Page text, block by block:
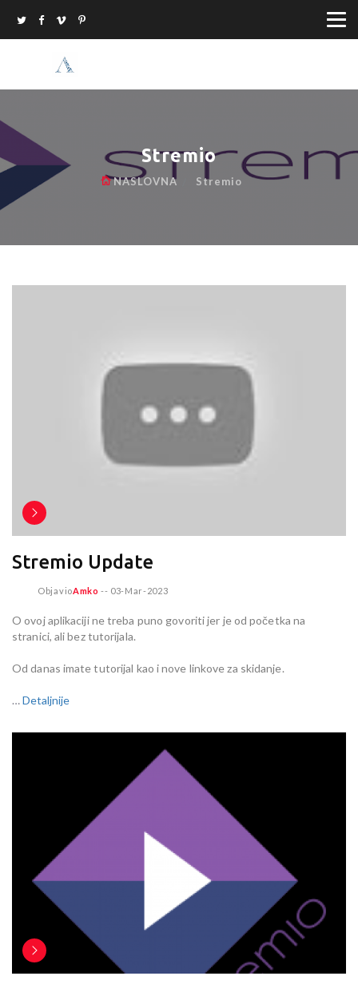
Stremio
NASLOVNA Stremio
Stremio Update
ObjavioAmko -- 03-Mar-2023
O ovoj aplikaciji ne treba puno govoriti jer je od početka na
stranici, ali bez tutorijala.
Od danas imate tutorijal kao i nove linkove za skidanje.
…Detaljnije